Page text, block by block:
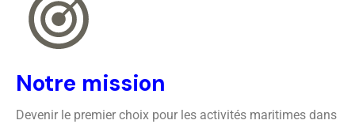
Notre mission
Devenir le premier choix pour les activités maritimes dans